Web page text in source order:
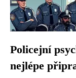
Policejní
nejlépe